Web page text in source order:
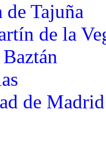
de Tajuña
de la
de Madrid